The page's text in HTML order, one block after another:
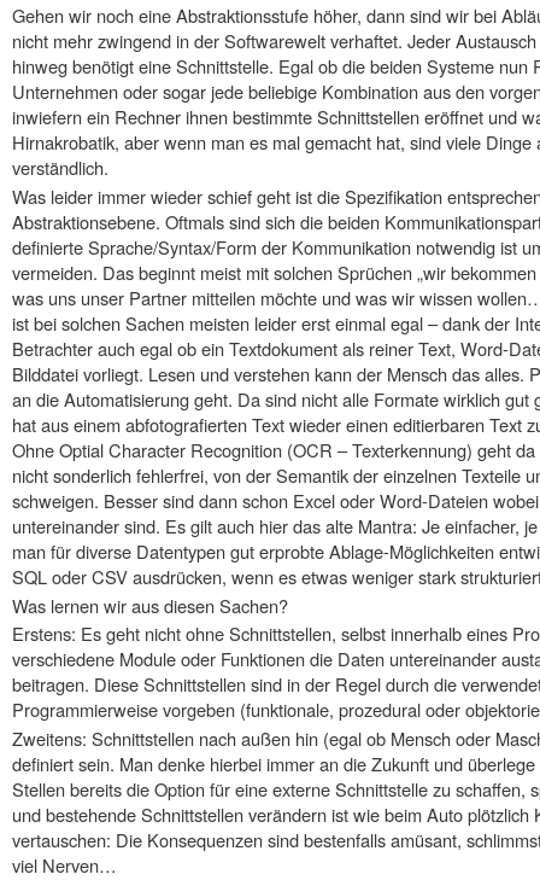
Gehen wir noch eine Abstraktionsstufe höher, dann sind wir bei
nicht mehr zwingend in der Softwarewelt verhaftet. Jeder
hinweg benötigt eine Schnittstelle. Egal ob die beiden Systeme nun
Unternehmen oder sogar jede beliebige Kombination aus den
inwiefern ein Rechner ihnen bestimmte Schnittstellen eröffnet und
Hirnakrobatik, aber wenn man es mal gemacht hat, sind viele
verständlich.
Was leider immer wieder schief geht ist die Spezifikation
Abstraktionsebene. Oftmals sind sich die beiden
definierte Sprache/Syntax/Form der Kommunikation notwendig ist
vermeiden. Das beginnt meist mit solchen Sprüchen „wir
was uns unser Partner mitteilen möchte und was wir wissen
ist bei solchen Sachen meisten leider erst einmal egal – dank der
Betrachter auch egal ob ein Textdokument als reiner Text, Word-
Bilddatei vorliegt. Lesen und verstehen kann der Mensch das alles.
an die Automatisierung geht. Da sind nicht alle Formate wirklich gut
hat aus einem abfotografierten Text wieder einen editierbaren Text
Ohne Optial Character Recognition (OCR – Texterkennung) geht
nicht sonderlich fehlerfrei, von der Semantik der einzelnen Texteile
schweigen. Besser sind dann schon Excel oder Word-Dateien
untereinander sind. Es gilt auch hier das alte Mantra: Je einfacher,
man für diverse Datentypen gut erprobte Ablage-Möglichkeiten
SQL oder CSV ausdrücken, wenn es etwas weniger stark
Was lernen wir aus diesen Sachen?
Erstens: Es geht nicht ohne Schnittstellen, selbst innerhalb eines
verschiedene Module oder Funktionen die Daten untereinander
beitragen. Diese Schnittstellen sind in der Regel durch die
Programmierweise vorgeben (funktionale, prozedural oder
Zweitens: Schnittstellen nach außen hin (egal ob Mensch oder
definiert sein. Man denke hierbei immer an die Zukunft und
Stellen bereits die Option für eine externe Schnittstelle zu schaffen,
und bestehende Schnittstellen verändern ist wie beim Auto plötzlich
vertauschen: Die Konsequenzen sind bestenfalls amüsant,
viel Nerven…